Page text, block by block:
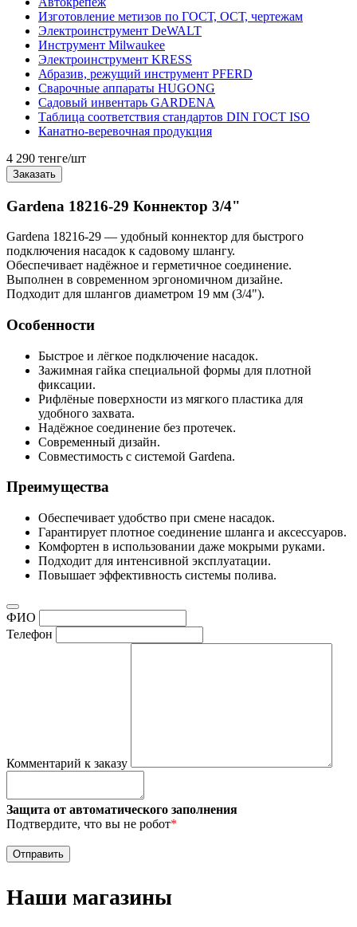
Изготовление метизов по ГОСТ, ОСТ, чертежам
Электроинструмент DeWALT
Инструмент Milwaukee
Электроинструмент KRESS
Абразив, режущий инструмент PFERD
Сварочные аппараты HUGONG
Садовый инвентарь GARDENA
Таблица соответствия стандартов DIN ГОСТ ISO
Канатно-веревочная продукция
4 290 тенге/шт
Заказать
Gardena 18216-29 Коннектор 3/4"
Gardena 18216-29 — удобный коннектор для быстрого
подключения насадок к садовому шлангу.
Обеспечивает надёжное и герметичное соединение.
Выполнен в современном эргономичном дизайне.
Подходит для шлангов диаметром 19 мм (3/4").
Особенности
Быстрое и лёгкое подключение насадок.
Зажимная гайка специальной формы для плотной
фиксации.
Рифлёные поверхности из мягкого пластика для
удобного захвата.
Надёжное соединение без протечек.
Современный дизайн.
Совместимость с системой Gardena.
Преимущества
Обеспечивает удобство при смене насадок.
Гарантирует плотное соединение шланга и аксессуаров.
Комфортен в использовании даже мокрыми руками.
Подходит для интенсивной эксплуатации.
Повышает эффективность системы полива.
ФИО
Телефон
Комментарий к заказу
Защита от автоматического заполнения
Подтвердите, что вы не робот*
Наши магазины